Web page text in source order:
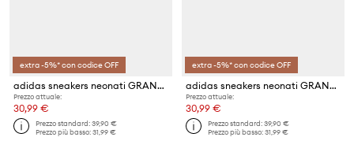
extra -5%* con codice OFF
adidas sneakers neonati GRAND COURT SPIDER-MAN
Prezzo attuale:
30,99 €
Prezzo standard:39,90 €
Prezzo più basso:31,99 €
extra -5%* con codice OFF
adidas sneakers neonati GRAND COURT MICKEY
Prezzo attuale:
30,99 €
Prezzo standard:39,90 €
Prezzo più basso:31,99 €